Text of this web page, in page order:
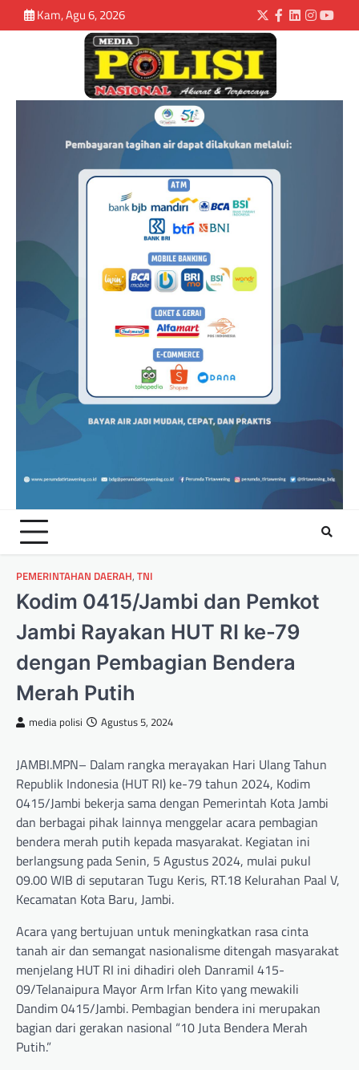
Kam, Agu 6, 2026
PEMERINTAHAN DAERAH, TNI
Kodim 0415/Jambi dan Pemkot
Jambi Rayakan HUT RI ke-79
dengan Pembagian Bendera
Merah Putih
media polisi Agustus 5, 2024
JAMBI.MPN– Dalam rangka merayakan Hari Ulang Tahun
Republik Indonesia (HUT RI) ke-79 tahun 2024, Kodim
0415/Jambi bekerja sama dengan Pemerintah Kota Jambi
dan berbagai pihak lainnya menggelar acara pembagian
bendera merah putih kepada masyarakat. Kegiatan ini
berlangsung pada Senin, 5 Agustus 2024, mulai pukul
09.00 WIB di seputaran Tugu Keris, RT.18 Kelurahan Paal V,
Kecamatan Kota Baru, Jambi.
Acara yang bertujuan untuk meningkatkan rasa cinta
tanah air dan semangat nasionalisme ditengah masyarakat
menjelang HUT RI ini dihadiri oleh Danramil 415-
09/Telanaipura Mayor Arm Irfan Kito yang mewakili
Dandim 0415/Jambi. Pembagian bendera ini merupakan
bagian dari gerakan nasional “10 Juta Bendera Merah
Putih.”